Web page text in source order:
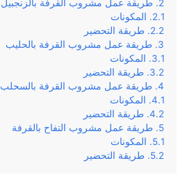
طريقة عمل مشروب القرفة بالزنجبيل
المكونات
طريقة التحضير
طريقة عمل مشروب القرفة بالحليب
المكونات
طريقة التحضير
طريقة عمل مشروب القرفة بالسحلب
المكونات
طريقة التحضير
طريقة عمل مشروب التفاح بالقرفة
المكونات
طريقة التحضير